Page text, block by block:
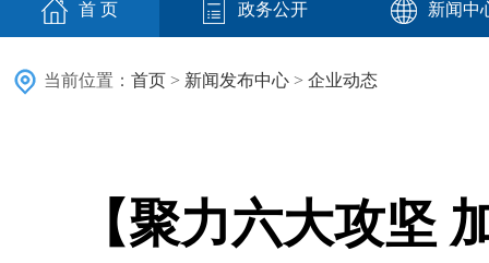
首 页 政务公开 新闻中
当前位置： 首页 > 新闻发布中心 > 企业动态
【聚力六大攻坚